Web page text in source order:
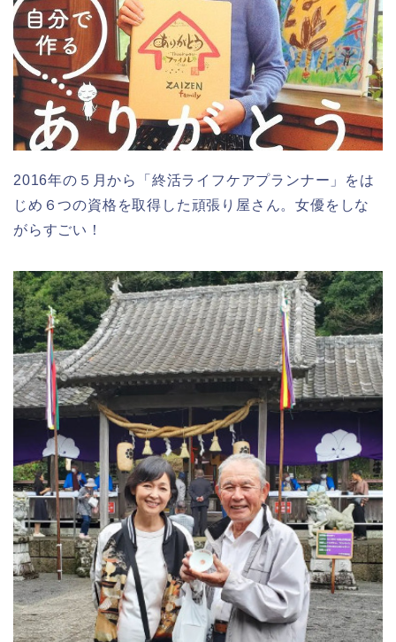
2016年の５月から「終活ライフケアプランナー」をは
じめ６つの資格を取得した頑張り屋さん。女優をしな
がらすごい！